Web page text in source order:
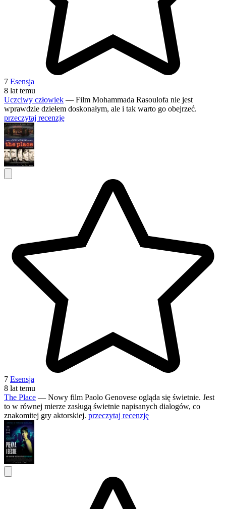
7 Esensja
8 lat temu
Uczciwy człowiek — Film Mohammada Rasoulofa nie jest
wprawdzie dziełem doskonałym, ale i tak warto go obejrzeć.
przeczytaj recenzję
7 Esensja
8 lat temu
The Place — Nowy film Paolo Genovese ogląda się świetnie. Jest
to w równej mierze zasługą świetnie napisanych dialogów, co
znakomitej gry aktorskiej. przeczytaj recenzję